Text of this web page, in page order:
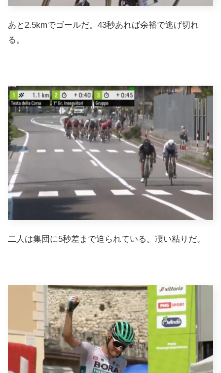
あと2.5kmでゴールだ。43秒あれば余裕で逃げ切れ
る。
二人は集団に5秒差まで迫られている。凄い粘りだ。